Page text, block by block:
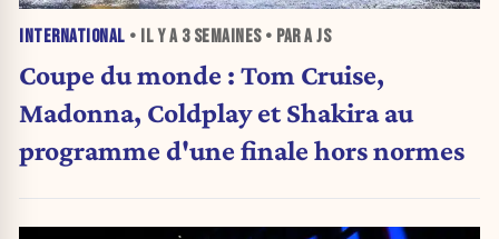
INTERNATIONAL • IL Y A 3 SEMAINES• PAR A JS
Coupe du monde : Tom Cruise,
Madonna, Coldplay et Shakira au
programme d'une finale hors normes